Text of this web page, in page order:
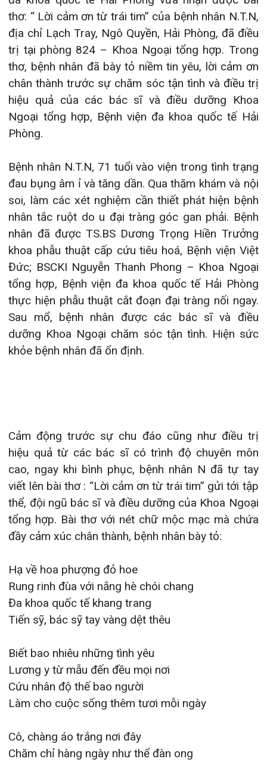
Chăm sóc toàn diện
Khoa Nội Soi
Khoa Tai Mũi Họng
Khoa Gây Mê hồi sức
Khoa Xét nghiệm
Khoa Dược
Khoa ngoại Thận Tiết
Khoa ngoại Chấn
Khoa Phục hồi chức
Khoa Tim mạch
Khoa Hô hấp – Nội
Khoa Cơ xương khớp
Khoa Tiêu hóa
Căng tin bệnh viện
Đặt hẹn khám
Thông tin thẻ BHYT
Hướng dẫn khám
Đội ngũ chăm sóc
Hoạt động
Tin sức khoẻ
Nhịp cầu nhân ái
Tin tuyển dụng
Video
Tạp chí dược lâm
Kiến thức y dược
Đào tạo
Gọi Tổng đài
Đặt lịch khám
Tra cứu hóa đơn
thơ, bệnh nhân đã bày tỏ niềm tin yêu, lời cảm ơn
chân thành trước sự chăm sóc tận tình và điều trị
hiệu quả của các bác sĩ và điều dưỡng Khoa
Ngoại tổng hợp, Bệnh viện đa khoa quốc tế Hải
Phòng.
Bệnh nhân N.T.N, 71 tuổi vào viện trong tình trạng
đau bụng âm ỉ và tăng dần. Qua thăm khám và nội
soi, làm các xét nghiệm cần thiết phát hiện bệnh
nhân tắc ruột do u đại tràng góc gan phải. Bệnh
khoa phẫu thuật cấp cứu tiêu hoá, Bệnh viện Việt
Đức; BSCKI Nguyễn Thanh Phong – Khoa Ngoại
tổng hợp, Bệnh viện đa khoa quốc tế Hải Phòng
thực hiện phẫu thuật cắt đoạn đại tràng nối ngay.
Sau mổ, bệnh nhân được các bác sĩ và điều
dưỡng Khoa Ngoại chăm sóc tận tình. Hiện sức
khỏe bệnh nhân đã ổn định.
Cảm động trước sự chu đáo cũng như điều trị
hiệu quả từ các bác sĩ có trình độ chuyên môn
cao, ngay khi bình phục, bệnh nhân N đã tự tay
viết lên bài thơ : “Lời cảm ơn từ trái tim” gửi tới tập
Hạ về hoa phượng đỏ hoe
Rung rinh đùa với nắng hè chói chang
Đa khoa quốc tế khang trang
Tiến sỹ, bác sỹ tay vàng dệt thêu
Biết bao nhiêu những tình yêu
Lương y từ mẫu đến đều mọi nơi
Cứu nhân độ thế bao người
Làm cho cuộc sống thêm tươi mỗi ngày
Cô, chàng áo trắng nơi đây
Chăm chỉ hàng ngày như thể đàn ong
Mày ngài nét ngọc chuyên cần
Vuốt ve chải chuốt cho từng vết thương
Truyền cho người bệnh tình thương dạt dào
Tôi cầm ngòi bút nghiêng chao
Câu thơ gửi gắm lời vào cảm ơn
Chúc cho tất cả bình an
Tương lai cuộc sống tràn đầy
Đức tài nở rộ hơn ngày hôm qua